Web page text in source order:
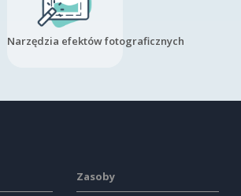
Narzędzia efektów fotograficznych
Zasoby